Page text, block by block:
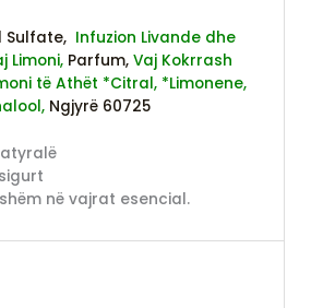
Sulfate, Infuzion Livande dhe
Limoni,Parfum, Vaj Kokrrash
të Athët *Citral, *Limonene,
Ngjyrë 60725
në vajrat esencial.